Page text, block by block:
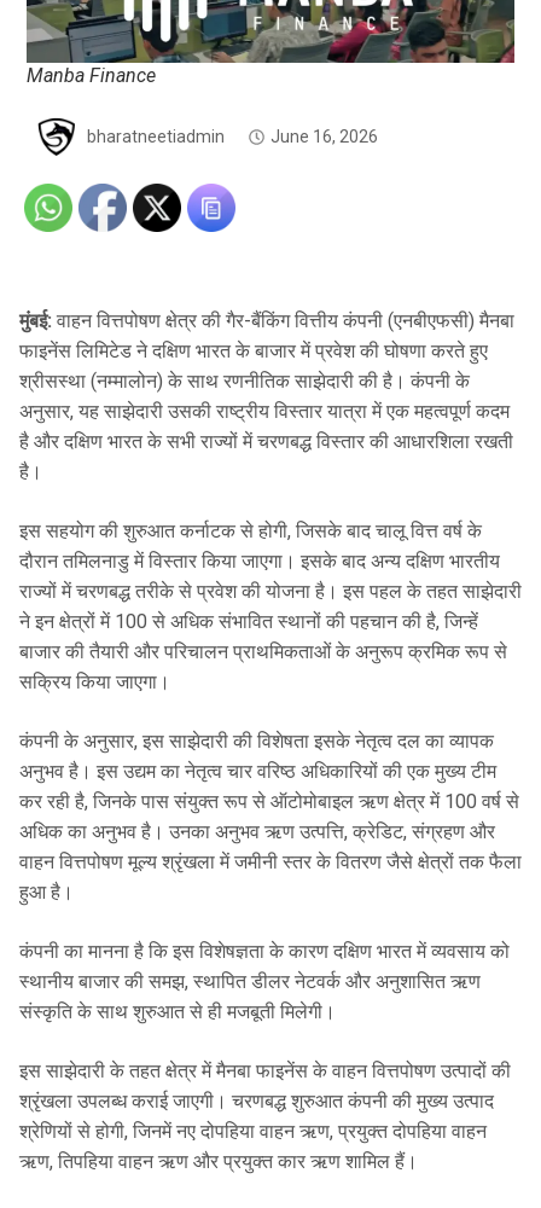
Manba Finance
bharatneetiadmin June 16, 2026
मुंबई: वाहन वित्तपोषण क्षेत्र की गैर-बैंकिंग वित्तीय कंपनी (एनबीएफसी) मैनबा
फाइनेंस लिमिटेड ने दक्षिण भारत के बाजार में प्रवेश की घोषणा करते हुए
श्रीसस्था (नम्मालोन) के साथ रणनीतिक साझेदारी की है। कंपनी के
अनुसार, यह साझेदारी उसकी राष्ट्रीय विस्तार यात्रा में एक महत्वपूर्ण कदम
है और दक्षिण भारत के सभी राज्यों में चरणबद्ध विस्तार की आधारशिला रखती
है।
इस सहयोग की शुरुआत कर्नाटक से होगी, जिसके बाद चालू वित्त वर्ष के
दौरान तमिलनाडु में विस्तार किया जाएगा। इसके बाद अन्य दक्षिण भारतीय
राज्यों में चरणबद्ध तरीके से प्रवेश की योजना है। इस पहल के तहत साझेदारी
ने इन क्षेत्रों में 100 से अधिक संभावित स्थानों की पहचान की है, जिन्हें
बाजार की तैयारी और परिचालन प्राथमिकताओं के अनुरूप क्रमिक रूप से
सक्रिय किया जाएगा।
कंपनी के अनुसार, इस साझेदारी की विशेषता इसके नेतृत्व दल का व्यापक
अनुभव है। इस उद्यम का नेतृत्व चार वरिष्ठ अधिकारियों की एक मुख्य टीम
कर रही है, जिनके पास संयुक्त रूप से ऑटोमोबाइल ऋण क्षेत्र में 100 वर्ष से
अधिक का अनुभव है। उनका अनुभव ऋण उत्पत्ति, क्रेडिट, संग्रहण और
वाहन वित्तपोषण मूल्य श्रृंखला में जमीनी स्तर के वितरण जैसे क्षेत्रों तक फैला
हुआ है।
कंपनी का मानना है कि इस विशेषज्ञता के कारण दक्षिण भारत में व्यवसाय को
स्थानीय बाजार की समझ, स्थापित डीलर नेटवर्क और अनुशासित ऋण
संस्कृति के साथ शुरुआत से ही मजबूती मिलेगी।
इस साझेदारी के तहत क्षेत्र में मैनबा फाइनेंस के वाहन वित्तपोषण उत्पादों की
श्रृंखला उपलब्ध कराई जाएगी। चरणबद्ध शुरुआत कंपनी की मुख्य उत्पाद
श्रेणियों से होगी, जिनमें नए दोपहिया वाहन ऋण, प्रयुक्त दोपहिया वाहन
ऋण, तिपहिया वाहन ऋण और प्रयुक्त कार ऋण शामिल हैं।